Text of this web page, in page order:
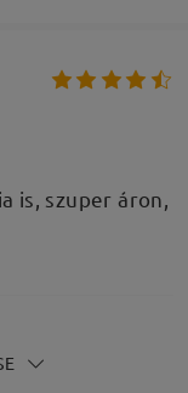
is, szuper áron,